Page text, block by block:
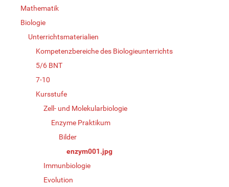
Mathematik
Biologie
Unterrichtsmaterialien
Kompetenzbereiche des Biologieunterrichts
5/6 BNT
7-10
Kursstufe
Zell- und Molekularbiologie
Enzyme Praktikum
Bilder
enzym001.jpg
Immunbiologie
Evolution